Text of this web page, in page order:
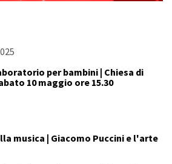
per bambini | Chiesa di
10 maggio ore 15.30
musica | Giacomo Puccini e l'arte